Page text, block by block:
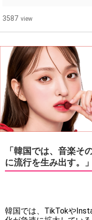
3587 view
「韓国では、音楽そ
に流行を生み出す。」
韓国では、TikTokや